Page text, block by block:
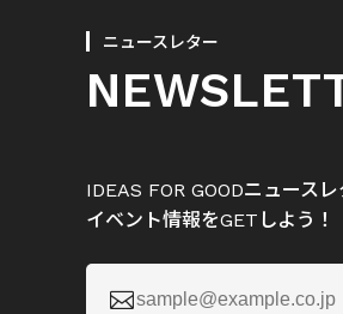
ニュースレター
IDEAS FOR GOODニュース
イベント情報をGETしよう！
